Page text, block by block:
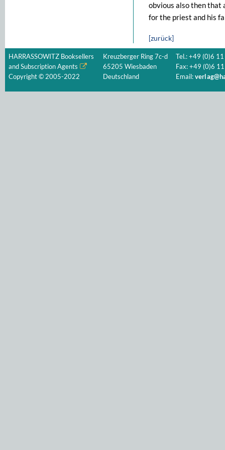
obvious also then
for the priest and his
[zurück]
HARRASSOWITZ Booksellers
and Subscription Agents
Copyright © 2005-2022
Kreuzberger Ring 7c-d
65205 Wiesbaden
Deutschland
Tel.: +49 (0)6
Fax: +49 (0)6
Email: